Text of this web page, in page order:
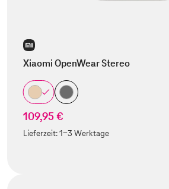
Xiaomi OpenWear Stereo
109,95 €
Lieferzeit:1-3 Werktage